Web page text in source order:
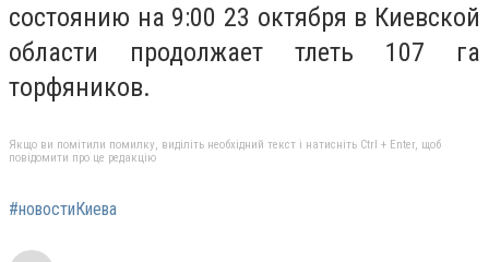
состоянию на 9:00 23 октября в Киевской
области продолжает тлеть 107 га
торфяников.
Якщо ви помітили помилку, виділіть необхідний текст і натисніть Ctrl + Enter, щоб
повідомити про це редакцію
#новостиКиева